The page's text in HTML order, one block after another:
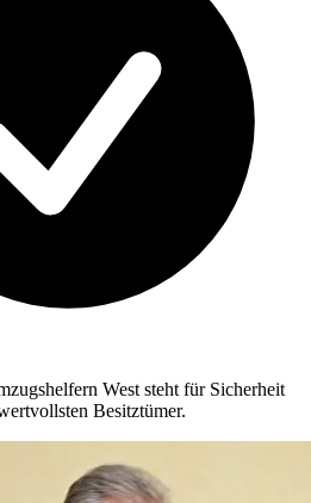
West steht für Sicherheit
Besitztümer.